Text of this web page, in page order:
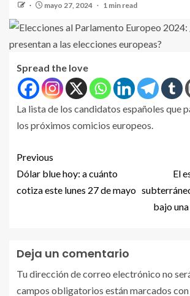
mayo 27, 2024 1 min read
Spread the love
La lista de los candidatos españoles que
los próximos comicios europeos.
Previous
Dólar blue hoy: a cuánto
cotiza este lunes 27 de mayo
El
bajo
Deja un comentario
Tu dirección de correo electrónico no
campos obligatorios están marcados con